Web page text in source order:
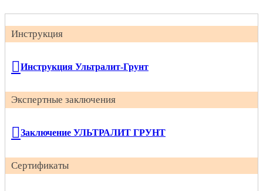
Инструкция
Инструкция Ультралит-Грунт
Экспертные заключения
Заключение УЛЬТРАЛИТ ГРУНТ
Сертификаты